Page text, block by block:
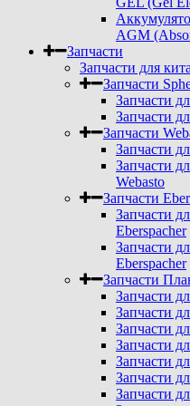
AGM
Запчасти
Запчасти для
Запчасти
Запчасти
Запчасти
Запчасти
Запчасти
Запчасти
Webasto
Запчасти
Запчасти
Eberspacher
Запчасти
Eberspacher
Запчасти
Запчасти
Запчасти
Запчасти
Запчасти
Запчасти
Запчасти
Запчасти